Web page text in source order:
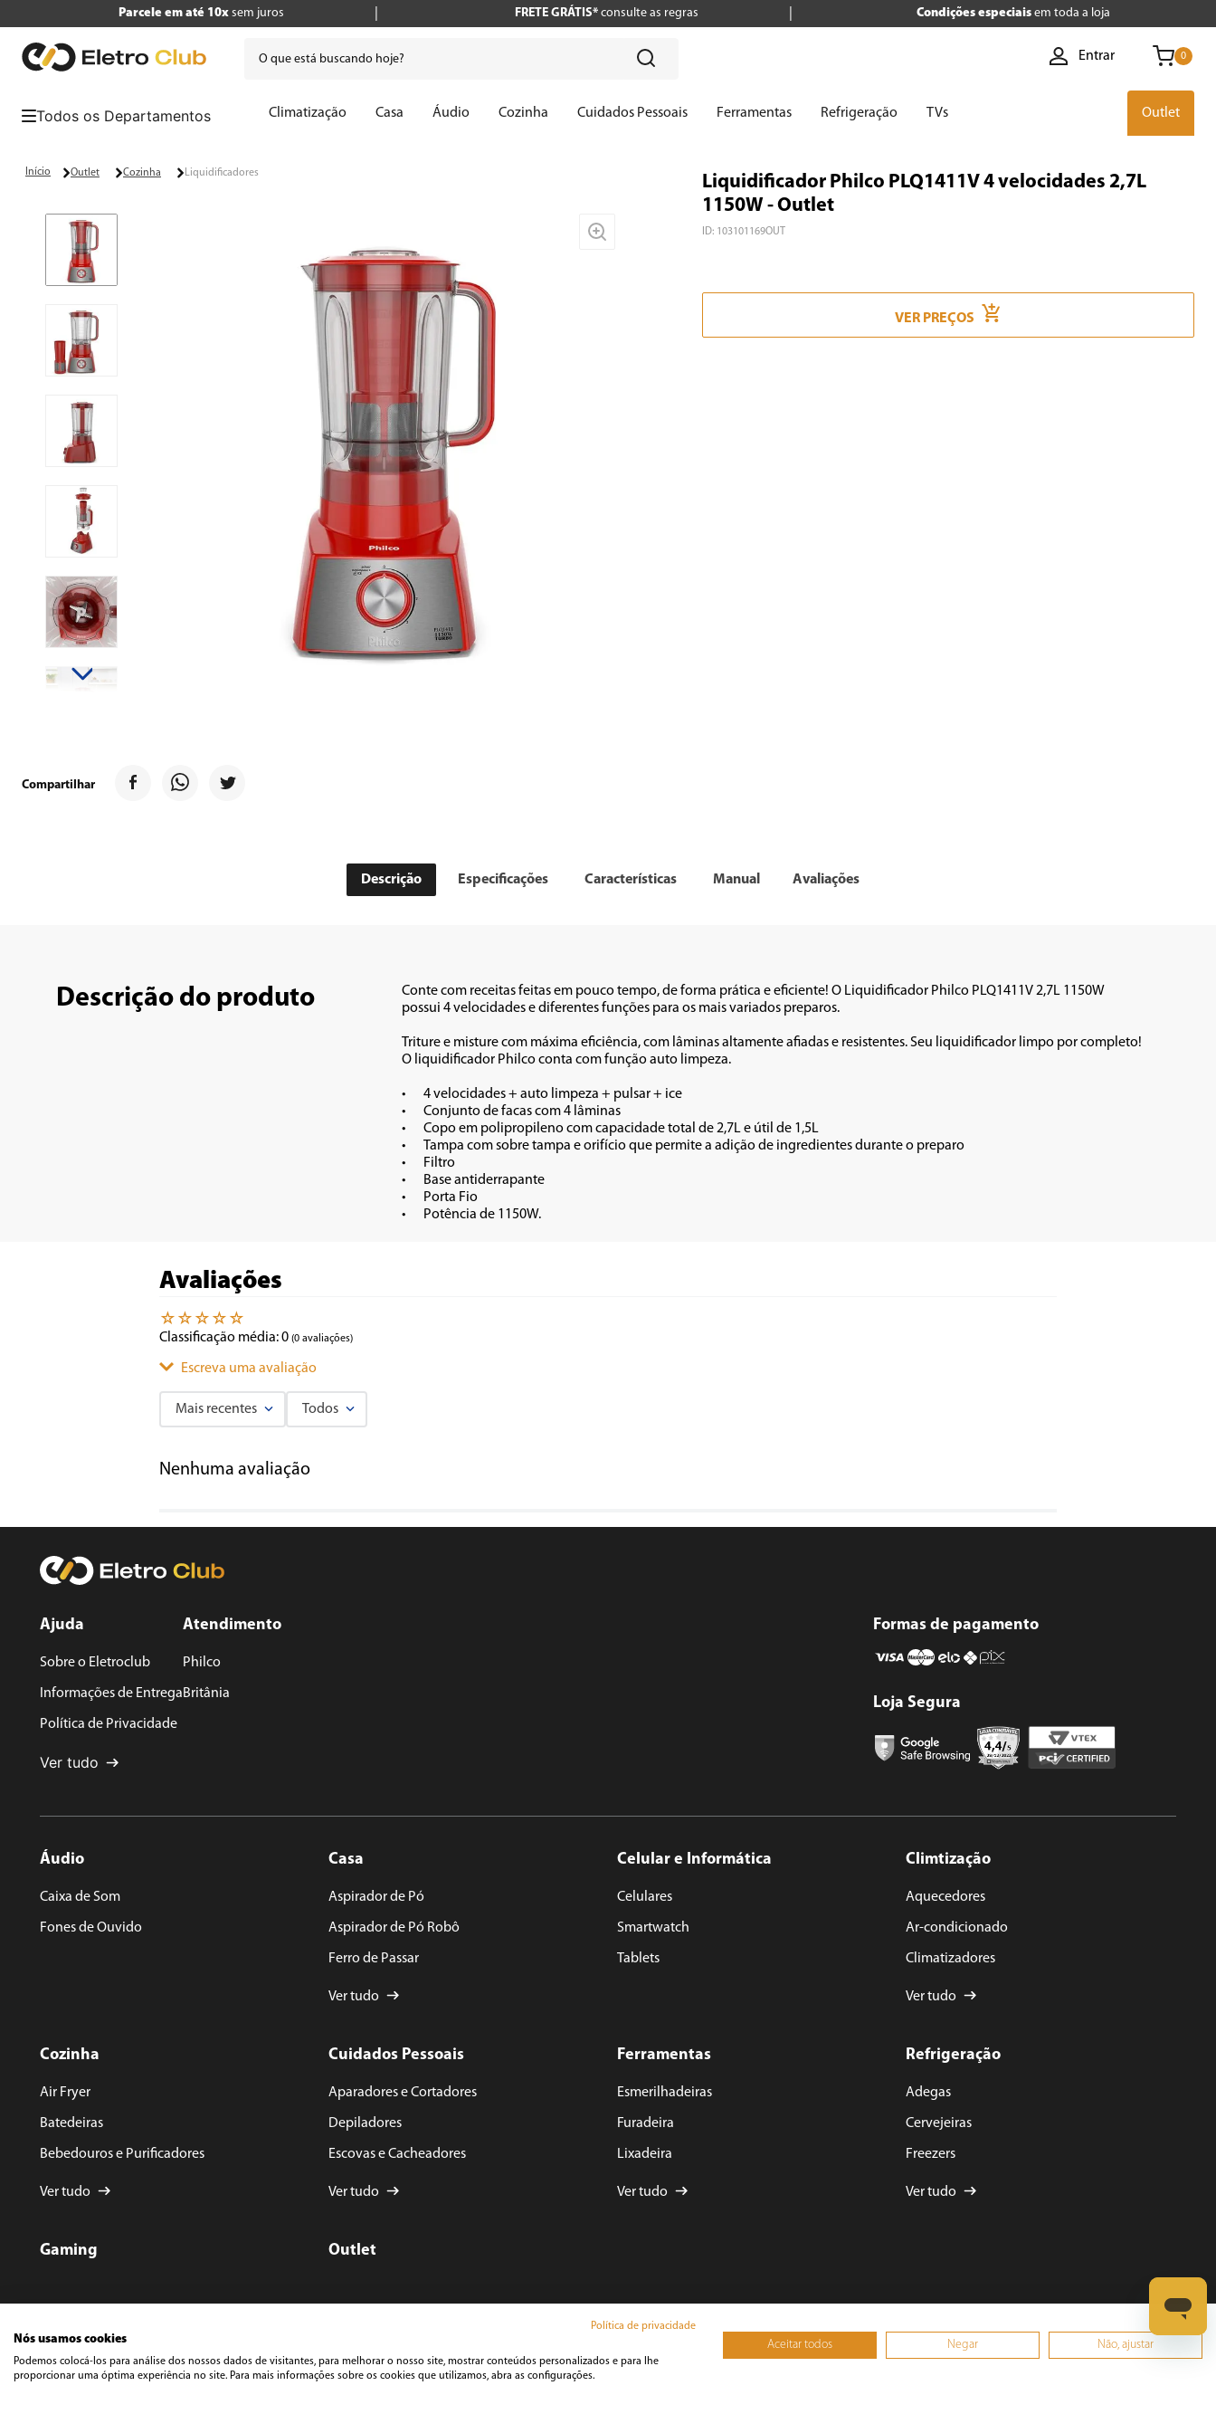
Parcele em até 10xsem juros FRETE GRÁTIS*consulte as regras Condições especiais em toda a loja
Entrar 0
Climatização Casa Áudio Cozinha Cuidados Pessoais Ferramentas Refrigeração TVs Outlet
Outlet Cozinha Liquidificadores
Compartilhar
Liquidificador Philco PLQ1411V 4 velocidades 2,7L
1150W - Outlet
ID: 103101169OUT
VER PREÇOS
Descrição Especificações Características Manual Avaliações
Descrição do produto
Conte com receitas feitas em pouco tempo, de forma prática e eficiente! O Liquidificador Philco PLQ1411V 2,7L 1150W
possui 4 velocidades e diferentes funções para os mais variados preparos.
Triture e misture com máxima eficiência, com lâminas altamente afiadas e resistentes. Seu liquidificador limpo por completo!
O liquidificador Philco conta com função auto limpeza.
•	4 velocidades + auto limpeza + pulsar + ice
•	Conjunto de facas com 4 lâminas
•	Copo em polipropileno com capacidade total de 2,7L e útil de 1,5L
•	Tampa com sobre tampa e orifício que permite a adição de ingredientes durante o preparo
•	Filtro
•	Base antiderrapante
•	Porta Fio
•	Potência de 1150W.
Avaliações
☆ ☆ ☆ ☆ ☆
Classificação média: 0 (0 avaliações)
Escreva uma avaliação
Título
★★
Mais recentes Todos
Nenhuma avaliação
Ajuda
Sobre o Eletroclub
Informações de Entrega
Política de Privacidade
Ver tudo
Atendimento
Philco
Britânia
Formas de pagamento
Loja Segura
Áudio
Caixa de Som
Fones de Ouvido
Casa
Aspirador de Pó
Aspirador de Pó Robô
Ferro de Passar
Ver tudo
Celular e Informática
Celulares
Smartwatch
Tablets
Climtização
Aquecedores
Ar-condicionado
Climatizadores
Ver tudo
Cozinha
Air Fryer
Batedeiras
Bebedouros e Purificadores
Ver tudo
Cuidados Pessoais
Aparadores e Cortadores
Depiladores
Escovas e Cacheadores
Ver tudo
Ferramentas
Esmerilhadeiras
Furadeira
Lixadeira
Ver tudo
Refrigeração
Adegas
Cervejeiras
Freezers
Ver tudo
Gaming Outlet
©️ Copyright 2025 BRITÂNIA ECOM S.A. - Todos Direitos Reservados.
cafeteira
panificadora
caixa som
liquidificador
forno
ventilador
Política de privacidade
Nós usamos cookies
Podemos colocá-los para análise dos nossos dados de visitantes, para melhorar o nosso site, mostrar conteúdos personalizados e para lhe
proporcionar uma óptima experiência no site. Para mais informações sobre os cookies que utilizamos, abra as configurações.
Aceitar todos Negar Não, ajustar